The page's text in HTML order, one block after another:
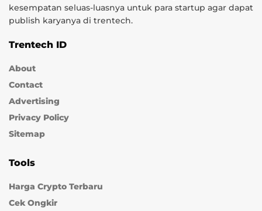
kesempatan seluas-luasnya untuk para startup agar dapat
publish karyanya di trentech.
Trentech ID
About
Contact
Advertising
Privacy Policy
Sitemap
Tools
Harga Crypto Terbaru
Cek Ongkir